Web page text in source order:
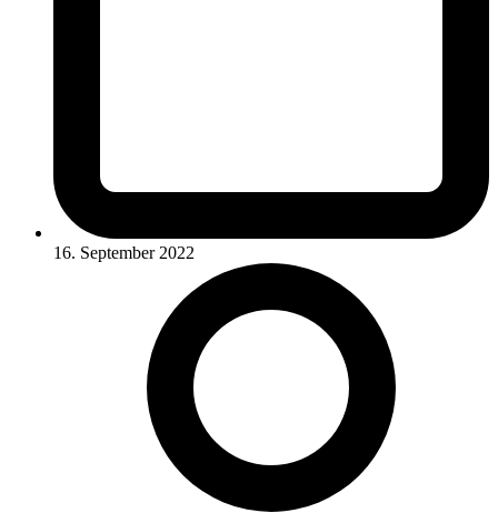
16. September 2022